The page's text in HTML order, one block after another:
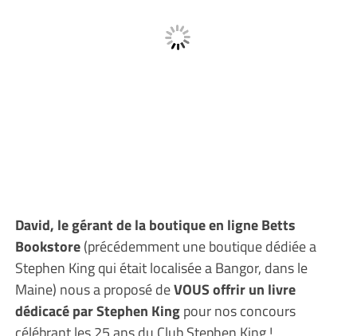
David, le gérant de la boutique en ligne Betts
Bookstore(précédemment une boutique dédiée a
Stephen King qui était localisée a Bangor, dans le
Maine) nous a proposé deVOUS offrir un livre
dédicacé par Stephen Kingpour nos concours